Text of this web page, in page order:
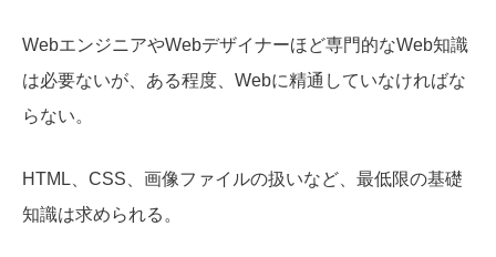
WebエンジニアやWebデザイナーほど専門的なWeb知識
は必要ないが、ある程度、Webに精通していなければな
らない。
HTML、CSS、画像ファイルの扱いなど、最低限の基礎
知識は求められる。